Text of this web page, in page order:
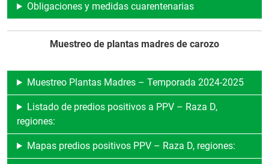
Obligaciones y medidas cuarentenarias
Muestreo de plantas madres de carozo
Muestreo Plantas Madres – Temporada 2024-2025
Listado de predios positivos a PPV – Raza D,
regiones:
Mapas predios positivos PPV – Raza D, regiones: